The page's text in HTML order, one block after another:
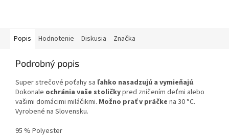
Popis Hodnotenie Diskusia Značka
Podrobný popis
Super strečové poťahy sa ľahko nasadzujú a vymieňajú.
Dokonale ochránia vaše stoličkypred zničením deťmi alebo
vašimi domácimi miláčikmi. Možno prať v práčke na 30 °C.
Vyrobené na Slovensku.
95 % Polyester